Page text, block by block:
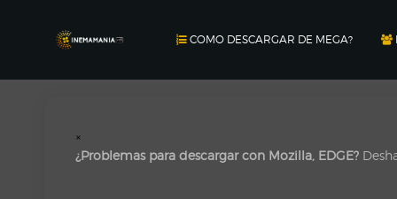
COMO DESCARGAR DE MEGA?
×
¿Problemas para descargar con Mozilla, EDGE?